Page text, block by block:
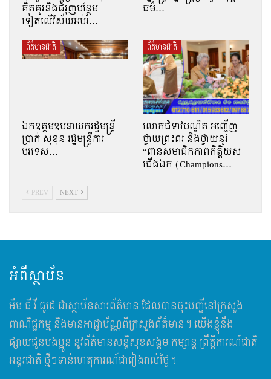
គិតគូរនិងជំរុញបន្ថែម
ទៀតលើវិស័យអប់រំ…
ធម៌…
ព័ត៌មានជាតិ
ឯកឧត្តមឧបនាយករដ្ឋមន្រ្តី
ប្រាក់ សុខុន រដ្ឋមន្រ្តីការ
បរទេស…
ព័ត៌មានជាតិ
លោកជំទាវបណ្ឌិត អញ្ជើញ
ថ្វាយព្រះពរ និងថ្វាយនូវ
“ពានសមាជិកភាពកិត្តិយស
ជើងឯក (Champions…
PREV NEXT
អំពីស្ថាប័ន
អឹម​ ធី វី ធូដេ ជាស្ថាប័នសារព័ត៌មាន ដែលបានចុះបញ្ជីនៅក្រសួង
ពាណិជ្ជកម្ម និងមានអាជ្ញាប័ណ្ណពីក្រសួងព័ត៌មាន។ យើងខ្ញុំនឹង
ផ្សាយជូនបងប្អូន នូវព័ត៌មានសន្តិសុខសង្គម កម្សាន្ត ព្រឹត្តិការណ៍ជាតិ
អន្តរជាតិ ថ្មីៗទាន់ហេតុការណ៍ជារៀងរាល់ថ្ងៃ។